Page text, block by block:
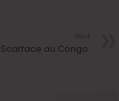
Scarface au Congo.